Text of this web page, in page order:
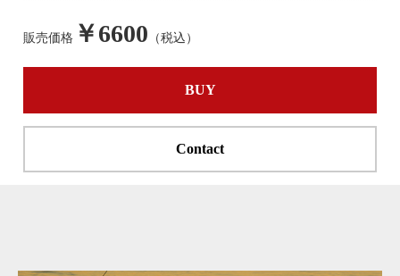
販売価格 ￥6600 （税込）
BUY
Contact